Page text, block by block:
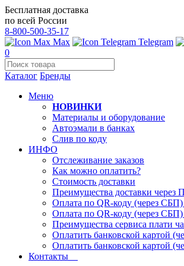
Бесплатная доставка
по всей России
8-800-500-35-17
Max
Telegram
0
Каталог Бренды
Меню
НОВИНКИ
Материалы и оборудование
Автоэмали в банках
Слив по коду
ИНФО
Отслеживание заказов
Как можно оплатить?
Стоимость доставки
Преимущества доставки через
Оплата по QR-коду (через
Оплата по QR-коду (через
Преимущества сервиса плати
Оплатить банковской картой
Оплатить банковской картой
Контакты